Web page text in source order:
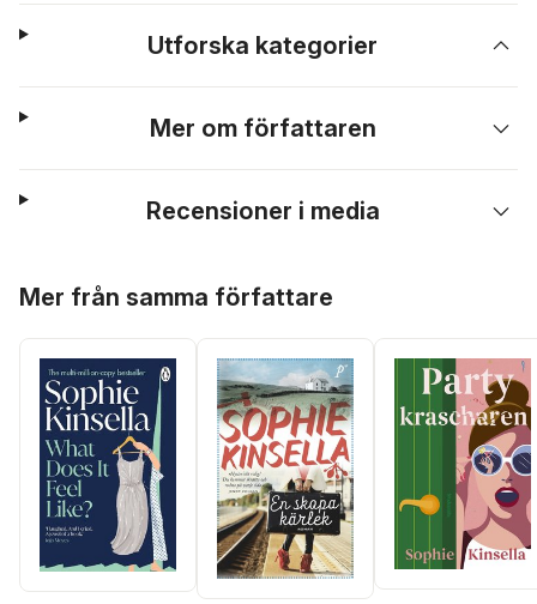
Utforska kategorier
Mer om författaren
Recensioner i media
Mer från samma författare